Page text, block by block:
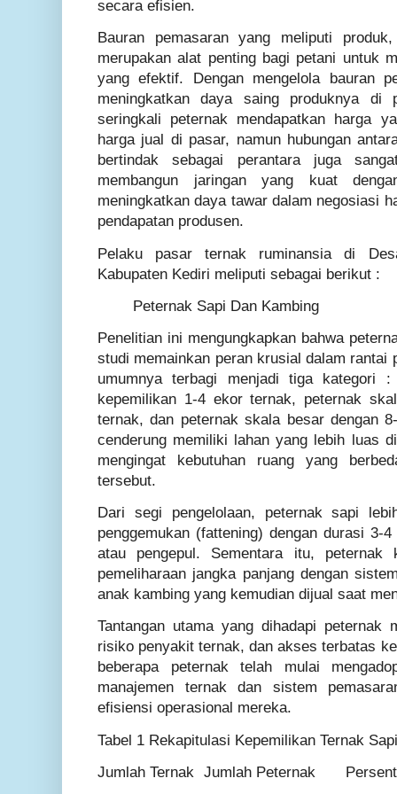
secara efisien.
Bauran pemasaran yang meliputi
merupakan alat penting bagi petani untuk
yang efektif. Dengan mengelola bauran
meningkatkan daya saing produknya
seringkali peternak mendapatkan harga
harga jual di pasar, namun hubungan
bertindak sebagai perantara juga
membangun jaringan yang kuat
meningkatkan daya tawar dalam negosiasi
pendapatan produsen.
Pelaku pasar ternak ruminansia di
Kabupaten Kediri meliputi sebagai berikut :
Peternak Sapi Dan Kambing
Penelitian ini mengungkapkan bahwa
studi memainkan peran krusial dalam rantai
umumnya terbagi menjadi tiga kategori
kepemilikan 1-4 ekor ternak, peternak
ternak, dan peternak skala besar dengan
cenderung memiliki lahan yang lebih luas
mengingat kebutuhan ruang yang
tersebut.
Dari segi pengelolaan, peternak sapi
penggemukan (fattening) dengan durasi 3-
atau pengepul. Sementara itu, peternak
pemeliharaan jangka panjang dengan
anak kambing yang kemudian dijual saat
Tantangan utama yang dihadapi peternak
risiko penyakit ternak, dan akses terbatas
beberapa peternak telah mulai
manajemen ternak dan sistem
efisiensi operasional mereka.
Tabel 1 Rekapitulasi Kepemilikan Ternak Sapi
Jumlah Ternak
Jumlah Peternak